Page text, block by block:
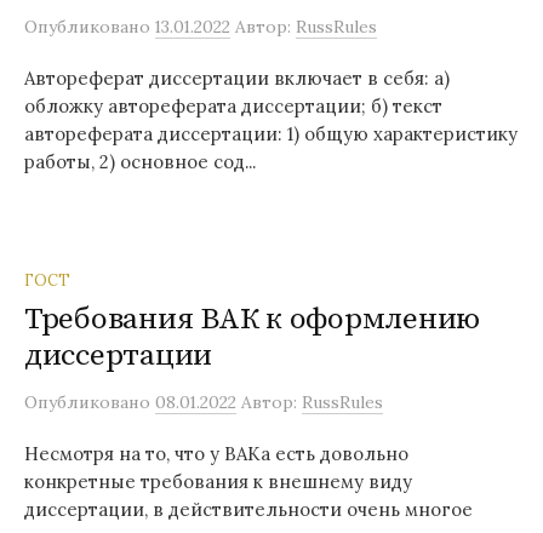
Опубликовано 13.01.2022 Автор: RussRules
Автореферат диссертации включает в себя: а)
обложку автореферата диссертации; б) текст
автореферата диссертации: 1) общую характеристику
работы, 2) основное сод...
ГОСТ
Требования ВАК к оформлению
диссертации
Опубликовано 08.01.2022 Автор: RussRules
Несмотря на то, что у ВАКа есть довольно
конкретные требования к внешнему виду
диссертации, в действительности очень многое